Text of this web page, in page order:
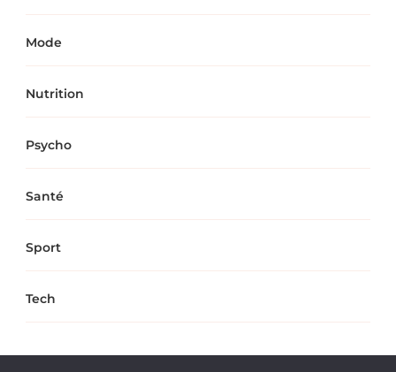
Mode
Nutrition
Psycho
Santé
Sport
Tech